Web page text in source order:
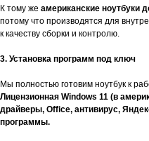
К тому же американские ноутбуки
потому что производятся для
к качеству сборки и контролю.
3. Установка программ под ключ
Мы полностью готовим ноутбук к
Лицензионная Windows 11 (в
драйверы, Office, антивирус,
программы.